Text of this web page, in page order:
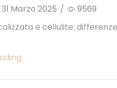
31 Marzo 2025 /
9569
e cellulite: